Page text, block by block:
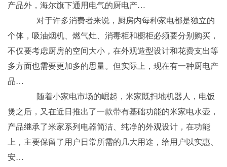
产品外，海尔旗下通用电气的厨电产…
对于许多消费者来说，厨房内每种家电都是独立的
个体，吸油烟机、燃气灶、消毒柜和橱柜必须要分别购买，
不仅要考虑厨房的空间大小，在外观造型设计和花费支出等
多方面也需要更加多的思量。但实际上，现在有一种厨电产
品…
随着小家电市场的崛起，米家既扫地机器人，电饭
煲之后，又在近日推出了一款带有基础功能的米家电水壶，
产品继承了米家系列电器简洁、纯净的外观设计，在功能
上，主要保留了用户日常所需的几大用途，给用户以实惠、
安…